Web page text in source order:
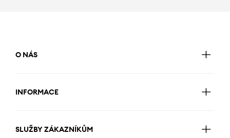
O NÁS
INFORMACE
SLUŽBY ZÁKAZNÍKŮM